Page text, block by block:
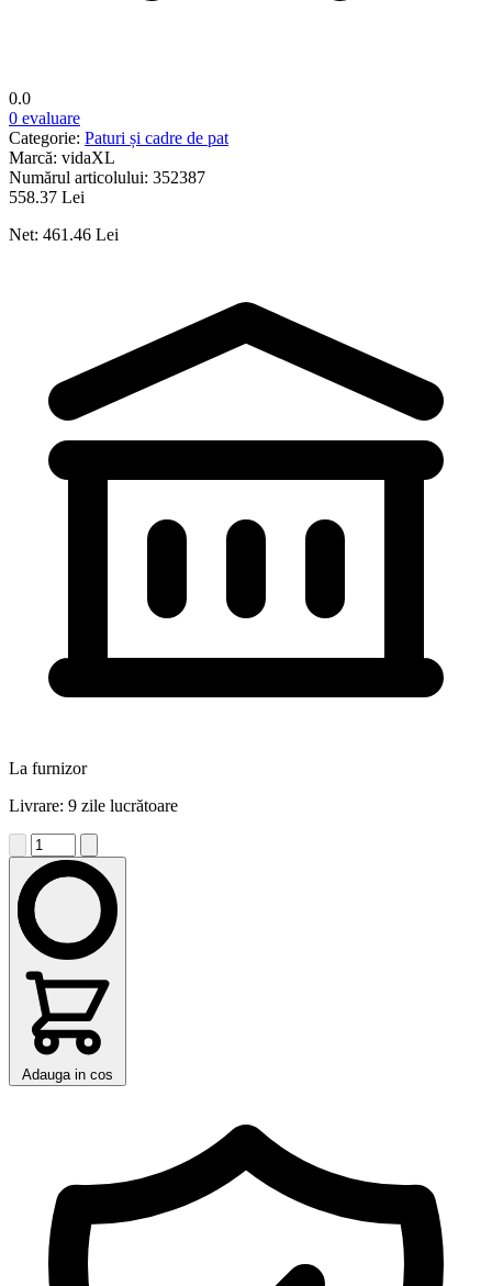
0.0
0 evaluare
Categorie: Paturi și cadre de pat
Marcă: vidaXL
Numărul articolului: 352387
558.37 Lei
Net: 461.46 Lei
La furnizor
Livrare: 9 zile lucrătoare
Adauga in cos